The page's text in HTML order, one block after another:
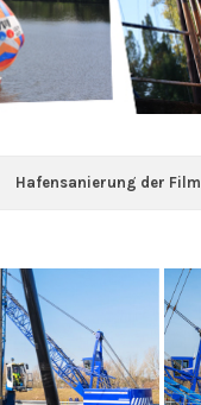
Hafensanierung der Film